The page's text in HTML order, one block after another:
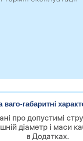
габаритні
про допустимі
діаметр і маси
в Додатках.